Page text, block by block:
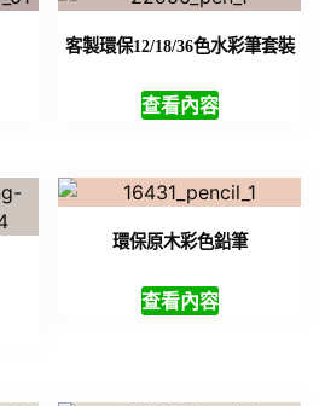
客製環保12/18/36色水彩筆套裝
查看內容
環保原木彩色鉛筆
查看內容